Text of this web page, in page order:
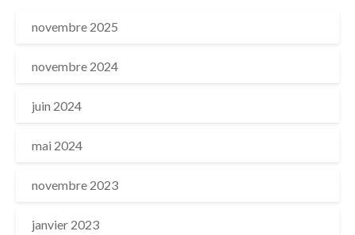
novembre 2025
novembre 2024
juin 2024
mai 2024
novembre 2023
janvier 2023